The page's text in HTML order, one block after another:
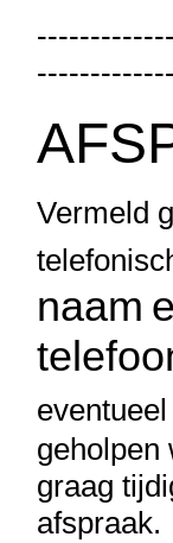
Vermeld
naam
geholpen
graag
afspraak.